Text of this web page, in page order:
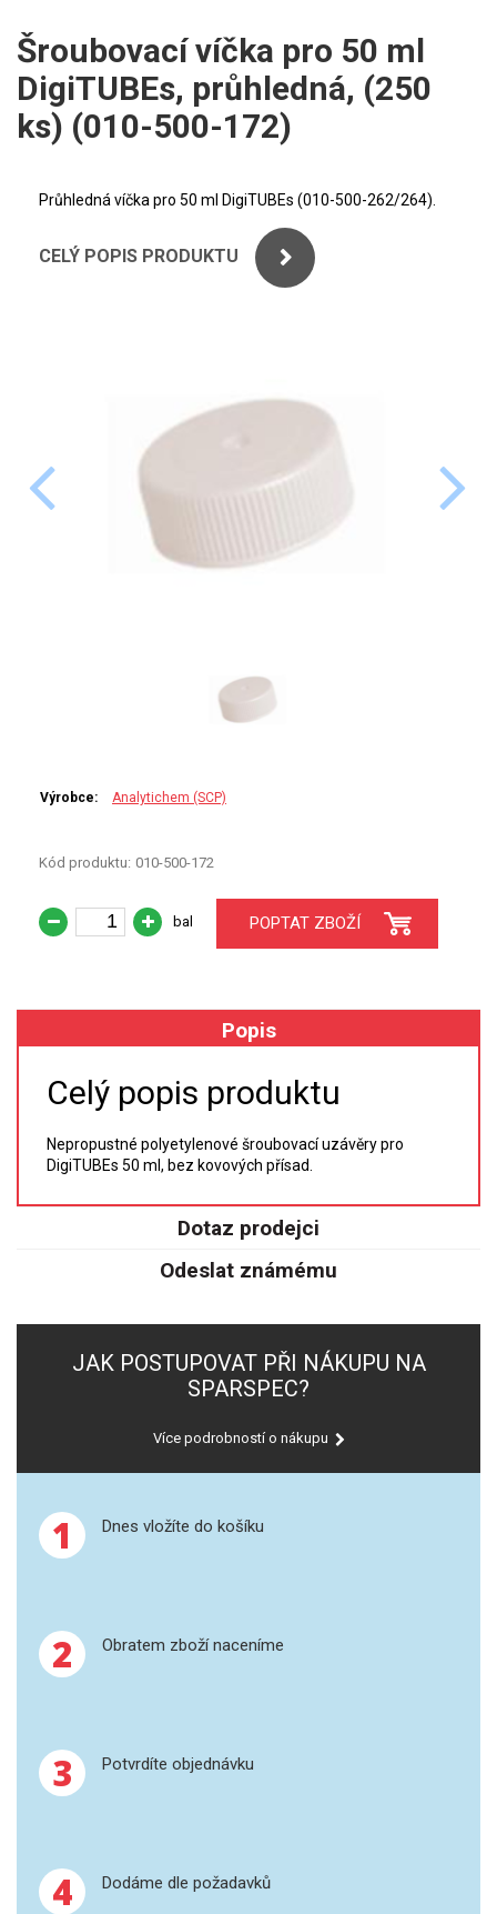
PERKINELMER
SHIMADZU
THERMO ELECTRON (UNICAM)
ANALYTIK JENA
STANDARDY
SPECTRO
PERKINELMER
SPECIÁLNÍ APLIKACE
XRF
FÓLIE XRF
VZORKOVNICE XRF
UV-VIS FLUO
KYVETY
OTEVŘENÝ ROZKLAD
TLAKOVÉ AUTOKLÁVY
TAVENÍ
XRF
UV-VIS FLUO
MS/SPM
Šroubovací víčka pro 50 ml
DigiTUBEs, průhledná, (250
ks) (010-500-172)
Průhledná víčka pro 50 ml DigiTUBEs (010-500-262/264).
CELÝ POPIS PRODUKTU
Výrobce: Analytichem (SCP)
Kód produktu: 010-500-172
bal POPTAT ZBOŽÍ
Popis
Celý popis produktu
Nepropustné polyetylenové šroubovací uzávěry pro
DigiTUBEs 50 ml, bez kovových přísad.
Dotaz prodejci
Odeslat známému
JAK POSTUPOVAT PŘI NÁKUPU NA
SPARSPEC?
Více podrobností o nákupu
1 Dnes vložíte do košíku
2 Obratem zboží naceníme
3 Potvrdíte objednávku
4 Dodáme dle požadavků